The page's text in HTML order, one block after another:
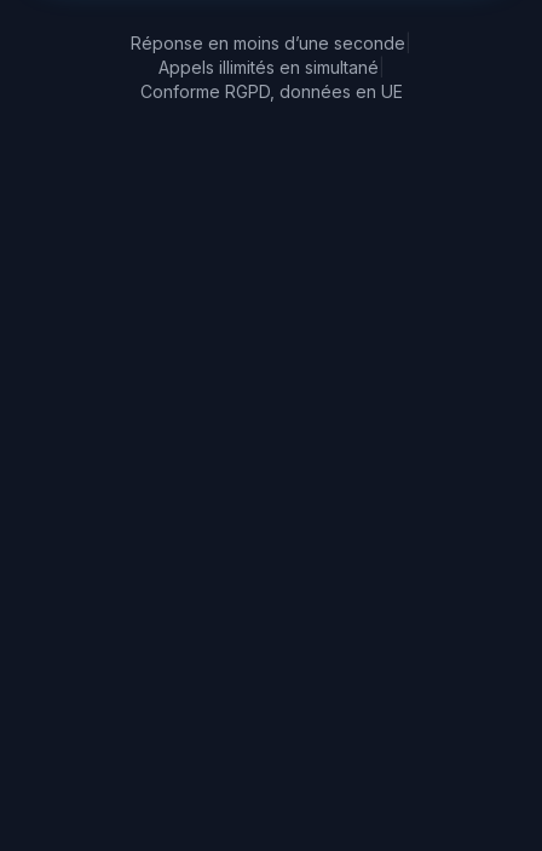
Réponse en moins d’une seconde
Appels illimités en simultané
Conforme RGPD, données en UE